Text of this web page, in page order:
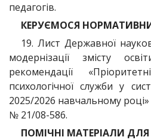
педагогів.
КЕРУЄМОСЯ
19. Лист Державної
модернізації змісту
рекомендації
психологічної служби у
2025/2026 навчальному
№ 21/08-586.
ПОМІЧНІ МАТЕРІАЛИ